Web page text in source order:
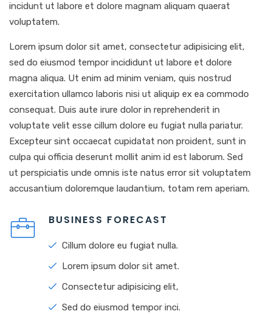
incidunt ut labore et dolore magnam aliquam quaerat
voluptatem.
Lorem ipsum dolor sit amet, consectetur adipisicing elit,
sed do eiusmod tempor incididunt ut labore et dolore
magna aliqua. Ut enim ad minim veniam, quis nostrud
exercitation ullamco laboris nisi ut aliquip ex ea commodo
consequat. Duis aute irure dolor in reprehenderit in
voluptate velit esse cillum dolore eu fugiat nulla pariatur.
Excepteur sint occaecat cupidatat non proident, sunt in
culpa qui officia deserunt mollit anim id est laborum. Sed
ut perspiciatis unde omnis iste natus error sit voluptatem
accusantium doloremque laudantium, totam rem aperiam.
BUSINESS FORECAST
Cillum dolore eu fugiat nulla.
Lorem ipsum dolor sit amet.
Consectetur adipisicing elit,
Sed do eiusmod tempor inci.